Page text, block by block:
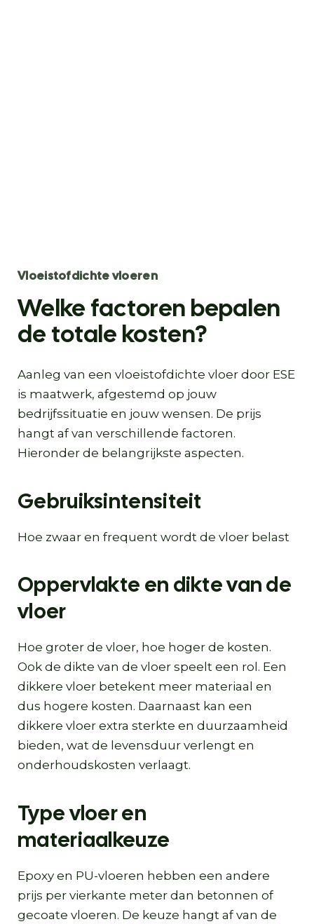
Vloeistofdichte vloeren
Welke factoren bepalen
de totale kosten?
Aanleg van een vloeistofdichte vloer door ESE
is maatwerk, afgestemd op jouw
bedrijfssituatie en jouw wensen. De prijs
hangt af van verschillende factoren.
Hieronder de belangrijkste aspecten.
Gebruiksintensiteit
Hoe zwaar en frequent wordt de vloer belast
Oppervlakte en dikte van de
vloer
Hoe groter de vloer, hoe hoger de kosten.
Ook de dikte van de vloer speelt een rol. Een
dikkere vloer betekent meer materiaal en
dus hogere kosten. Daarnaast kan een
dikkere vloer extra sterkte en duurzaamheid
bieden, wat de levensduur verlengt en
onderhoudskosten verlaagt.
Type vloer en
materiaalkeuze
Epoxy en PU-vloeren hebben een andere
prijs per vierkante meter dan betonnen of
gecoate vloeren. De keuze hangt af van de